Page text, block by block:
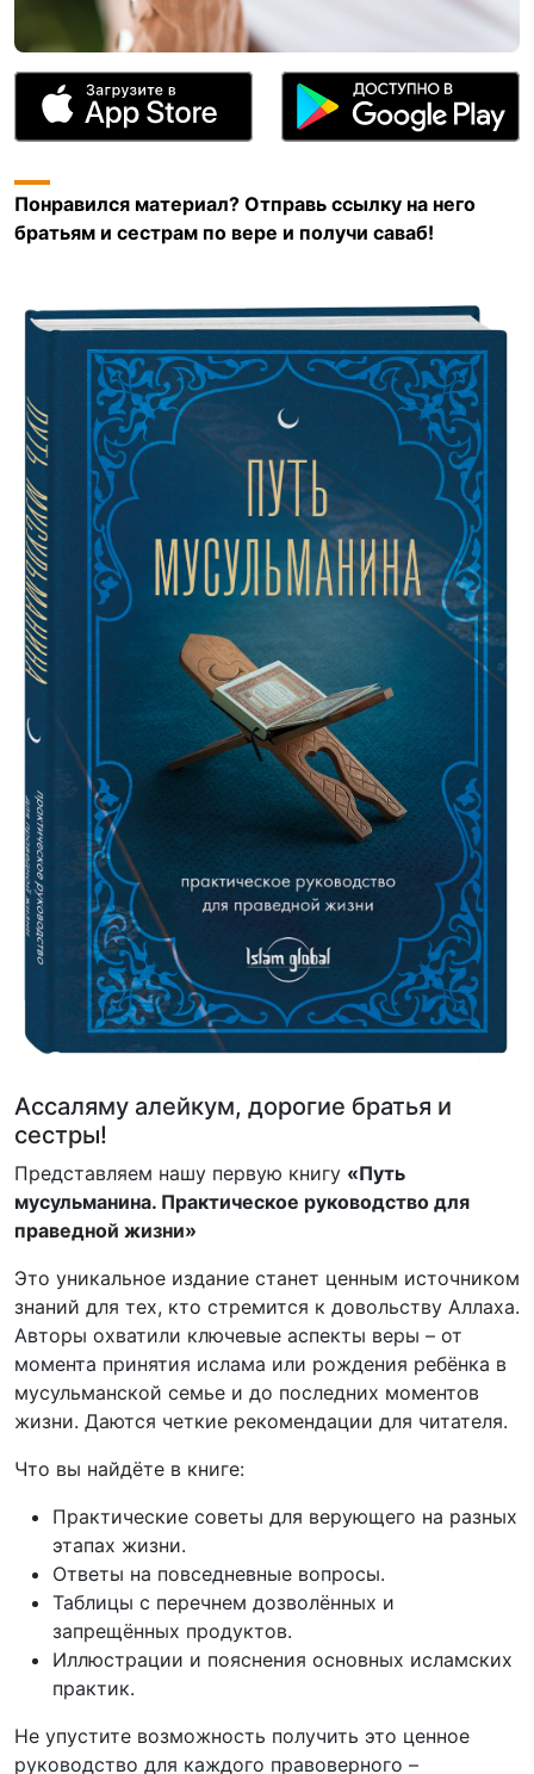
Понравился материал? Отправь ссылку на него
братьям и сестрам по вере и получи саваб!
Ассаляму алейкум, дорогие братья и
сестры!
Представляем нашу первую книгу «Путь
мусульманина. Практическое руководство для
праведной жизни»
Это уникальное издание станет ценным источником
знаний для тех, кто стремится к довольству Аллаха.
Авторы охватили ключевые аспекты веры – от
момента принятия ислама или рождения ребёнка в
мусульманской семье и до последних моментов
жизни. Даются четкие рекомендации для читателя.
Что вы найдёте в книге:
Практические советы для верующего на разных
этапах жизни.
Ответы на повседневные вопросы.
Таблицы с перечнем дозволённых и
запрещённых продуктов.
Иллюстрации и пояснения основных исламских
практик.
Не упустите возможность получить это ценное
руководство для каждого правоверного –